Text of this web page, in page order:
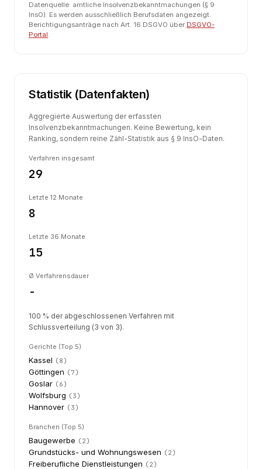
Datenquelle: amtliche Insolvenzbekanntmachungen (§ 9
InsO). Es werden ausschließlich Berufsdaten angezeigt.
Berichtigungsanträge nach Art. 16 DSGVO über DSGVO-
Portal.
Statistik (Datenfakten)
Aggregierte Auswertung der erfassten
Insolvenzbekanntmachungen. Keine Bewertung, kein
Ranking, sondern reine Zähl-Statistik aus § 9 InsO-Daten.
Verfahren insgesamt
29
Letzte 12 Monate
8
Letzte 36 Monate
15
Ø Verfahrensdauer
-
100 % der abgeschlossenen Verfahren mit
Schlussverteilung (3 von 3).
Gerichte (Top 5)
Kassel (8)
Göttingen (7)
Goslar (6)
Wolfsburg (3)
Hannover (3)
Branchen (Top 5)
Baugewerbe (2)
Grundstücks- und Wohnungswesen (2)
Freiberufliche Dienstleistungen (2)